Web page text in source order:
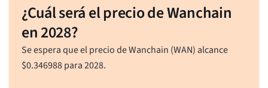
¿Cuál será el precio de Wanchain
en 2028?
Se espera que el precio de Wanchain (WAN) alcance
$0.346988para 2028.